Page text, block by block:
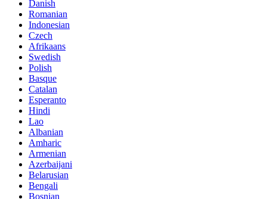
Danish
Romanian
Indonesian
Czech
Afrikaans
Swedish
Polish
Basque
Catalan
Esperanto
Hindi
Lao
Albanian
Amharic
Armenian
Azerbaijani
Belarusian
Bengali
Bosnian